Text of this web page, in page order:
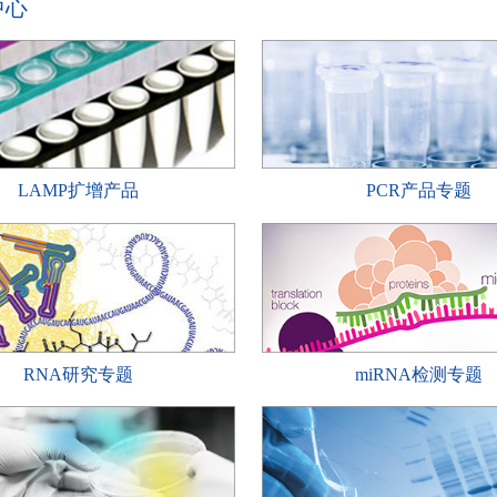
心
LAMP扩增产品 PCR产品专题
RNA研究专题 miRNA检测专题